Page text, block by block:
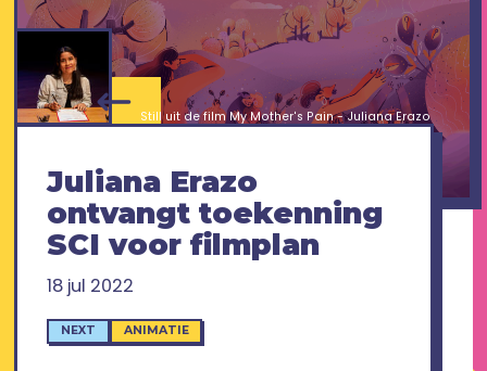
Still uit de film My Mother's Pain - Juliana Erazo
Juliana Erazo
ontvangt toekenning
SCI voor filmplan
18 jul 2022
NEXT ANIMATIE